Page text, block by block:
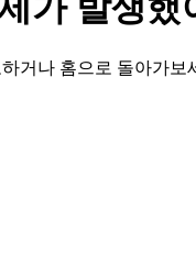
가 발생했
거나 홈으로 돌아가보